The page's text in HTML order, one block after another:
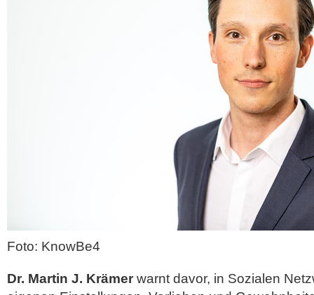
Foto: KnowBe4
Dr. Martin J. Krämer warnt davor, in Sozialen